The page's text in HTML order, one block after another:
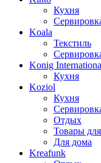
Кухня
Koala
Текстиль
Konig
Кухня
Koziol
Кухня
Отдых
Товары
Для дома
Kreafunk